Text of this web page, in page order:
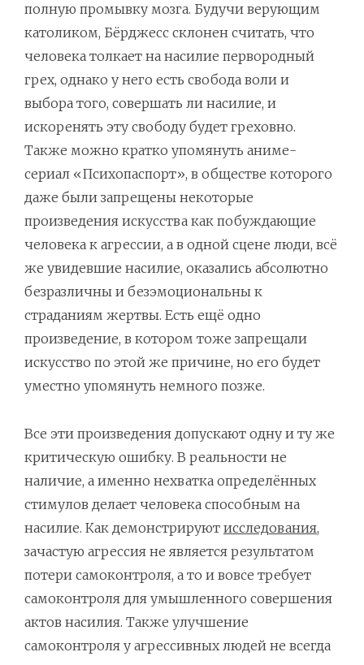
полную промывку мозга. Будучи верующим
католиком, Бёрджесс склонен считать, что
человека толкает на насилие первородный
грех, однако у него есть свобода воли и
выбора того, совершать ли насилие, и
искоренять эту свободу будет греховно.
Также можно кратко упомянуть аниме-
сериал «Психопаспорт», в обществе которого
даже были запрещены некоторые
произведения искусства как побуждающие
человека к агрессии, а в одной сцене люди, всё
же увидевшие насилие, оказались абсолютно
безразличны и безэмоциональны к
страданиям жертвы. Есть ещё одно
произведение, в котором тоже запрещали
искусство по этой же причине, но его будет
уместно упомянуть немного позже.
Все эти произведения допускают одну и ту же
критическую ошибку. В реальности не
наличие, а именно нехватка определённых
стимулов делает человека способным на
насилие. Как демонстрируют исследования,
зачастую агрессия не является результатом
потери самоконтроля, а то и вовсе требует
самоконтроля для умышленного совершения
актов насилия. Также улучшение
самоконтроля у агрессивных людей не всегда